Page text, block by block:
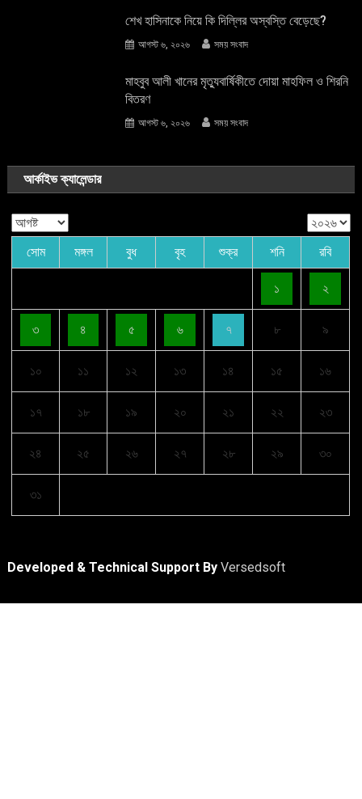
শেখ হাসিনাকে নিয়ে কি দিল্লির অস্বস্তি বেড়েছে?
আগস্ট ৬, ২০২৬ সময় সংবাদ
মাহবুব আলী খানের মৃত্যুবার্ষিকীতে দোয়া মাহফিল ও শিরনি
বিতরণ
আগস্ট ৬, ২০২৬ সময় সংবাদ
আর্কাইভ ক্যালেন্ডার
সোম মঙ্গল বুধ বৃহ শুক্র শনি রবি
১ ২
৩ ৪ ৫ ৬ ৭ ৮ ৯
১০ ১১ ১২ ১৩ ১৪ ১৫ ১৬
১৭ ১৮ ১৯ ২০ ২১ ২২ ২৩
২৪ ২৫ ২৬ ২৭ ২৮ ২৯ ৩০
৩১
Developed & Technical Support ByVersedsoft